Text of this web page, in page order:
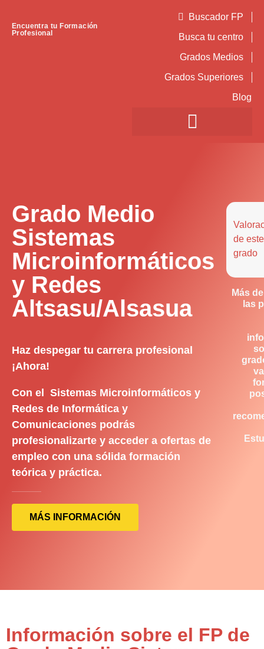
Encuentra tu Formación
Profesional
Buscador FP
Busca tu centro
Grados Medios
Grados Superiores
Blog
Grado Medio
Sistemas
Microinformáticos
y Redes
Altsasu/Alsasua
Haz despegar tu carrera profesional
¡Ahora!
Con el Sistemas Microinformáticos y
Redes de Informática y
Comunicaciones podrás
profesionalizarte y acceder a ofertas de
empleo con una sólida formación
teórica y práctica.
MÁS INFORMACIÓN
de este
grado
Más
las
Información sobre el FP de